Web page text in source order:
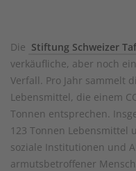
Die Stiftung Schweizer
verkäufliche, aber noch
Verfall. Pro Jahr sammelt
Lebensmittel, die einem
Tonnen entsprechen.
123 Tonnen Lebensmittel
soziale Institutionen und
armutsbetroffener